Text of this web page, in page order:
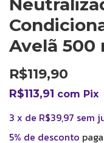
Avelã 500
R$119,90
R$113,91 com Pix
3 x de R$39,97 sem
5% de desconto